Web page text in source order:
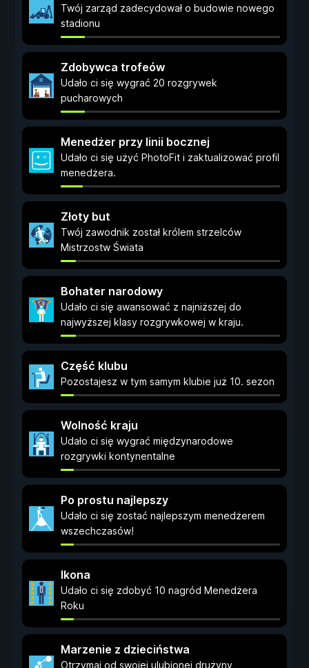
Twój zarząd zadecydował o budowie nowego
stadionu
Zdobywca trofeów
Udało ci się wygrać 20 rozgrywek
pucharowych
Menedżer przy linii bocznej
Udało ci się użyć PhotoFit i zaktualizować profil
menedżera.
Złoty but
Twój zawodnik został królem strzelców
Mistrzostw Świata
Bohater narodowy
Udało ci się awansować z najniższej do
najwyższej klasy rozgrywkowej w kraju.
Część klubu
Pozostajesz w tym samym klubie już 10. sezon
Wolność kraju
Udało ci się wygrać międzynarodowe
rozgrywki kontynentalne
Po prostu najlepszy
Udało ci się zostać najlepszym menedżerem
wszechczasów!
Ikona
Udało ci się zdobyć 10 nagród Menedżera
Roku
Marzenie z dzieciństwa
Otrzymaj od swojej ulubionej drużyny